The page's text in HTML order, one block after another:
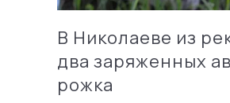
В Николаеве из
два заряженных
рожка